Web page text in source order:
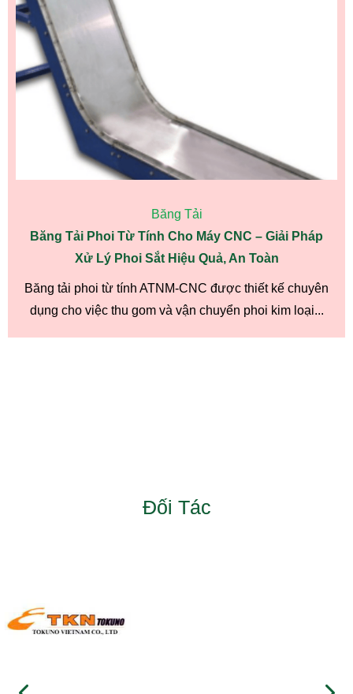
Băng Tải
Băng Tải Phoi Từ Tính Cho Máy CNC – Giải Pháp
Xử Lý Phoi Sắt Hiệu Quả, An Toàn
Băng tải phoi từ tính ATNM-CNC được thiết kế chuyên
dụng cho việc thu gom và vận chuyển phoi kim loại...
Đối Tác